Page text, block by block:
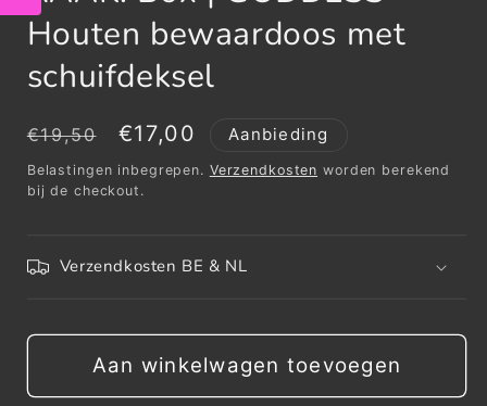
Houten bewaardoos met
schuifdeksel
Normale
prijs
€19,50 Aanbiedingsprijs
€17,00 Aanbieding
Belastingen inbegrepen. Verzendkosten worden berekend
bij de checkout.
Verzendkosten BE & NL
Aan winkelwagen toevoegen